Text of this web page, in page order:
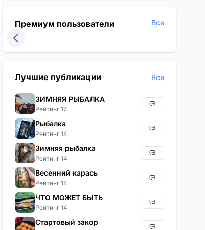
Премиум пользователи Все
Лучшие публикации Все
ЗИМНЯЯ РЫБАЛКА
Рейтинг 17
Рыбалка
Рейтинг 14
Зимняя рыбалка
Рейтинг 14
Весенний карась
Рейтинг 14
ЧТО МОЖЕТ БЫТЬ
Рейтинг 14
Стартовый закор